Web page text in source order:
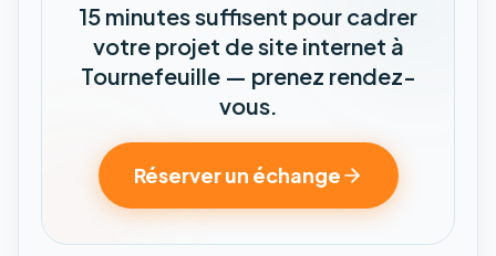
15 minutes suffisent pour cadrer
votre projet de site internet à
Tournefeuille — prenez rendez-
vous.
Réserver un échange